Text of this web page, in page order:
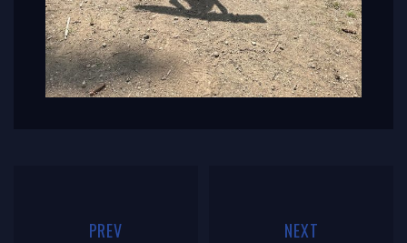
PREV NEXT